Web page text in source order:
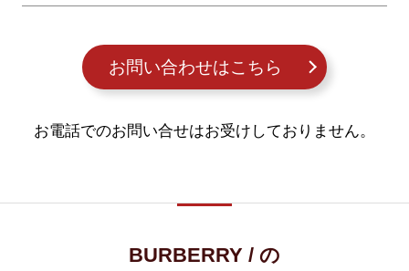
お問い合わせはこちら
お電話でのお問い合せはお受けしておりません。
BURBERRY / の